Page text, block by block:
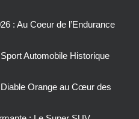
: Au Coeur de l’Endurance
Automobile Historique
Orange au Cœur des